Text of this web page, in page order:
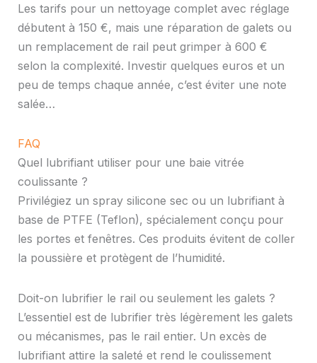
Les tarifs pour un nettoyage complet avec réglage
débutent à 150 €, mais une réparation de galets ou
un remplacement de rail peut grimper à 600 €
selon la complexité. Investir quelques euros et un
peu de temps chaque année, c’est éviter une note
salée…
FAQ
Quel lubrifiant utiliser pour une baie vitrée
coulissante ?
Privilégiez un spray silicone sec ou un lubrifiant à
base de PTFE (Teflon), spécialement conçu pour
les portes et fenêtres. Ces produits évitent de coller
la poussière et protègent de l’humidité.
Doit-on lubrifier le rail ou seulement les galets ?
L’essentiel est de lubrifier très légèrement les galets
ou mécanismes, pas le rail entier. Un excès de
lubrifiant attire la saleté et rend le coulissement